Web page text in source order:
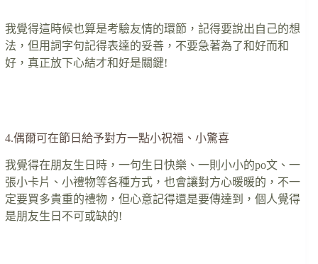
我覺得這時候也算是考驗友情的環節，記得要說出自己的想
法，但用詞字句記得表達的妥善，不要急著為了和好而和
好，真正放下心結才和好是關鍵!
4.偶爾可在節日給予對方一點小祝福、小驚喜
我覺得在朋友生日時，一句生日快樂、一則小小的po文、一
張小卡片、小禮物等各種方式，也會讓對方心暖暖的，不一
定要買多貴重的禮物，但心意記得還是要傳達到，個人覺得
是朋友生日不可或缺的!